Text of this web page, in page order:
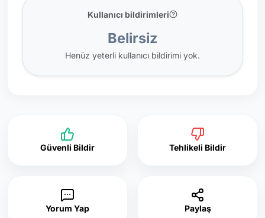
Kullanıcı bildirimleri
Belirsiz
Henüz yeterli kullanıcı bildirimi yok.
Güvenli Bildir Tehlikeli Bildir
Yorum Yap Paylaş